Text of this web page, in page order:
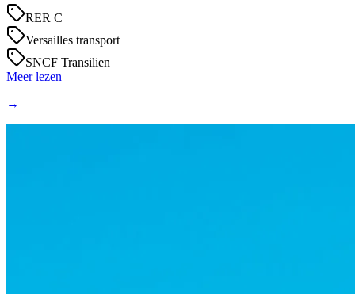
RER C
Versailles transport
SNCF Transilien
Meer lezen
→